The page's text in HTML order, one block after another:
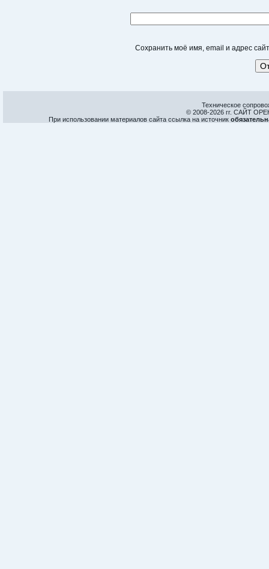
Сохранить моё имя, email и адрес
Техническое
© 2008-2026 гг. САЙТ
При использовании материалов сайта ссылка на источник